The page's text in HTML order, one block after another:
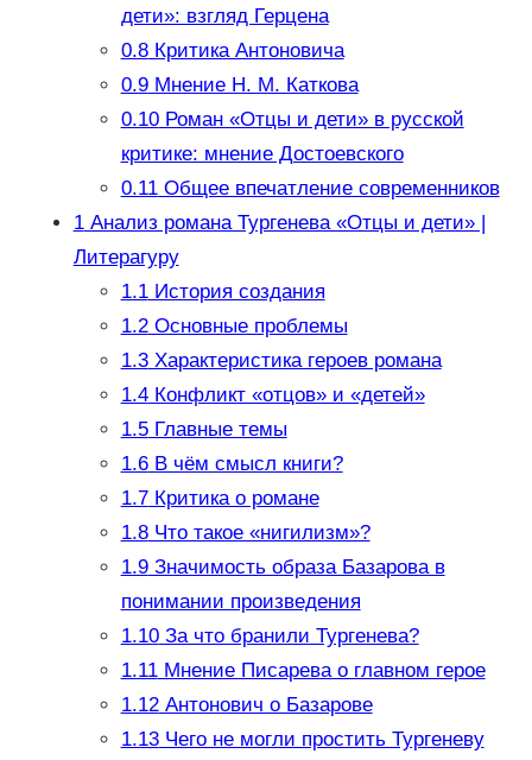
дети»: взгляд Герцена
0.8Критика Антоновича
0.9Мнение Н. М. Каткова
0.10Роман «Отцы и дети» в русской
критике: мнение Достоевского
0.11Общее впечатление современников
1Анализ романа Тургенева «Отцы и дети» |
Литерагуру
1.1История создания
1.2Основные проблемы
1.3Характеристика героев романа
1.4Конфликт «отцов» и «детей»
1.5Главные темы
1.6В чём смысл книги?
1.7Критика о романе
1.8Что такое «нигилизм»?
1.9Значимость образа Базарова в
понимании произведения
1.10За что бранили Тургенева?
1.11Мнение Писарева о главном герое
1.12Антонович о Базарове
1.13Чего не могли простить Тургеневу